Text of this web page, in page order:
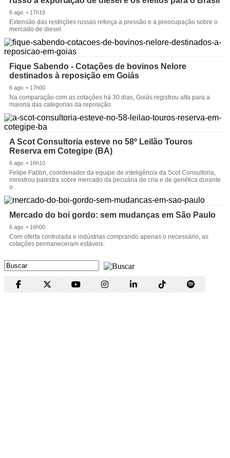
6 ago. • 17h19
Extensão das restrições russas reforça a pressão e a preocupação sobre o
mercado de diesel.
Fique Sabendo - Cotações de bovinos Nelore
destinados à reposição em Goiás
6 ago. • 17h00
Na comparação com as cotações há 30 dias, Goiás registrou alta para a
maioria das categorias da reposição.
A Scot Consultoria esteve no 58º Leilão Touros
Reserva em Cotegipe (BA)
6 ago. • 16h10
Felipe Fabbri, coordenador da equipe de inteligência da Scot Consultoria,
ministrou palestra sobre mercado da pecuária de cria e de genética durante
o.
Mercado do boi gordo: sem mudanças em São Paulo
6 ago. • 16h00
Com oferta controlada e indústrias comprando apenas o necessário, as
cotações permaneceram estáveis.